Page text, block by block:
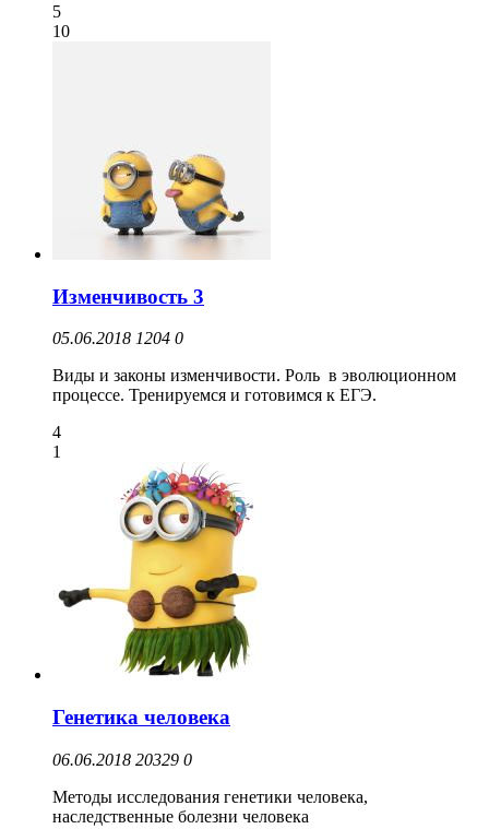
5
10
Изменчивость 3
05.06.2018 1204 0
Виды и законы изменчивости. Роль в эволюционном
процессе. Тренируемся и готовимся к ЕГЭ.
4
1
Генетика человека
06.06.2018 20329 0
Методы исследования генетики человека,
наследственные болезни человека